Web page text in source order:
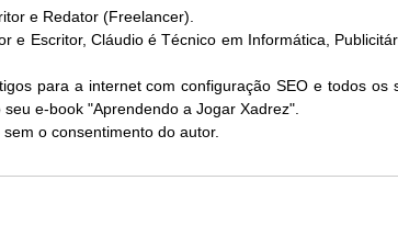
e Redator (Freelancer).
e Escritor, Cláudio é Técnico em Informática,
para a internet com configuração SEO e todos os
e-book "Aprendendo a Jogar Xadrez".
o consentimento do autor.